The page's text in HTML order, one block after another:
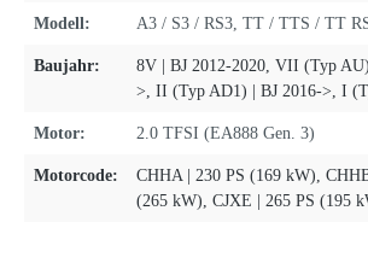
Modell: A3 / S3 / RS3, TT / TTS / TT
Baujahr: 8V | BJ 2012-2020, VII (Typ
> , II (Typ AD1) | BJ 2016-> , I
Motor: 2.0 TFSI (EA888 Gen. 3)
Motorcode: CHHA | 230 PS (169 kW) ,
(265 kW) , CJXE | 265 PS (195